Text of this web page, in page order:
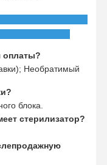
оплаты?
Необратимый
блока.
стерилизатор?